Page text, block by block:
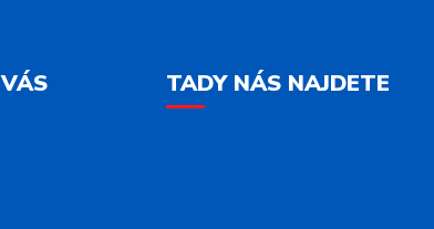
TADY NÁS NAJDETE